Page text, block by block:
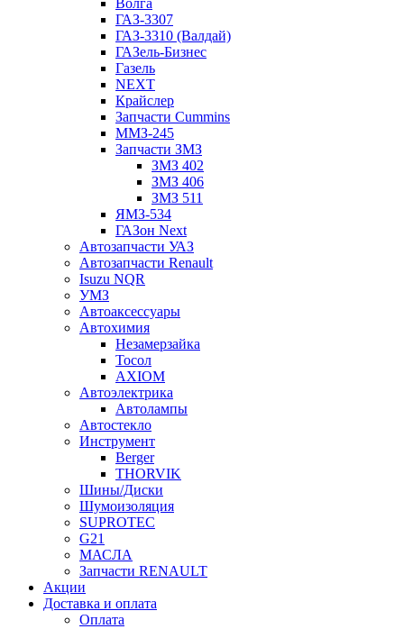
Волга
ГАЗ-3307
ГАЗ-3310 (Валдай)
ГАЗель-Бизнес
Газель
NEXT
Крайслер
Запчасти Cummins
ММЗ-245
Запчасти ЗМЗ
ЗМЗ 402
ЗМЗ 406
ЗМЗ 511
ЯМЗ-534
ГАЗон Next
Автозапчасти УАЗ
Автозапчасти Renault
Isuzu NQR
УМЗ
Автоаксессуары
Автохимия
Незамерзайка
Тосол
AXIOM
Автоэлектрика
Автолампы
Автостекло
Инструмент
Berger
THORVIK
Шины/Диски
Шумоизоляция
SUPROTEC
G21
МАСЛА
Запчасти RENAULT
Акции
Доставка и оплата
Оплата